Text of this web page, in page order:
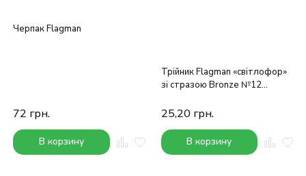
Черпак Flagman
72 грн.
В корзину
Трійник Flagman «світлофор»
зі стразою Bronze №12
25,20 грн.
В корзину